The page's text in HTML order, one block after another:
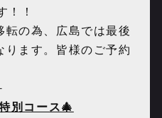
！！
転の為、広島では最後
ります。皆様のご予約
別コース🎄